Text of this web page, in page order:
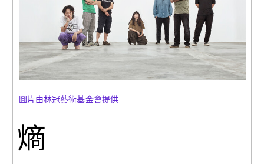
English
熵
圖片由林冠藝術基金會提供